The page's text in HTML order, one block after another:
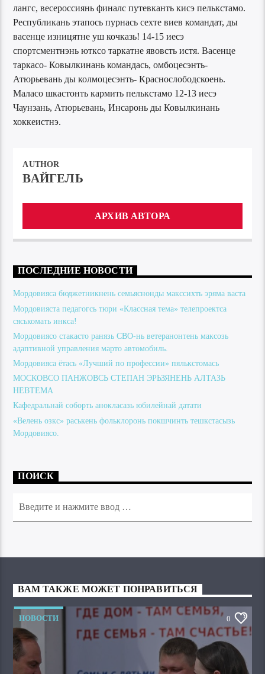
лангс, весероссиянь финалс путевканть кисэ пелькстамо.
Республикань этапось пурнась сехте виев командат, ды
васенце изницятне уш кочказь! 14-15 иесэ
спортсментнэнь ютксо таркатне явовсть истя. Васенце
таркасо- Ковылкинань командась, омбоцесэнть-
Атюрьевань ды колмоцесэнть- Краснослободскоень.
Маласо шкастонть кармить пелькстамо 12-13 иесэ
Чаунзань, Атюрьевань, Инсаронь ды Ковылкинань
хоккеистнэ.
AUTHOR
ВАЙГЕЛЬ
АРХИВ АВТОРА
ПОСЛЕДНИЕ НОВОСТИ
Мордовияса бюджетникнень семьяснонды макссихть эряма васта
Мордовияста педагогсь тюри «Классная тема» телепроектса
сяськомать инкса!
Мордовиясо стакасто ранязь СВО-нь ветеранонтень максозь
адаптивной управления марто автомобиль.
Мордовияса ётась «Лучший по профессии» пялькстомась
МОСКОВСО ПАНЖОВСЬ СТЕПАН ЭРЬЗЯНЕНЬ АЛТАЗЬ
НЕВТЕМА
Кафедральнай соборть анокласазь юбилейнай датати
«Велень озкс» раськень фольклоронь покшчинть тешкстасызь
Мордовиясо.
ПОИСК
ВАМ ТАКЖЕ МОЖЕТ ПОНРАВИТЬСЯ
НОВОСТИ 0